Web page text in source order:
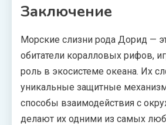
Заключение
Морские слизни рода Дорид —
обитатели коралловых рифов,
роль в экосистеме океана. Их
уникальные защитные
способы взаимодействия с
делают их одними из самых